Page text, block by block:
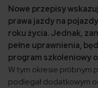
Nowe przepisy
prawa jazdy na
roku życia. Jednak,
pełne uprawnienia,
program szkoleniowy
W tym okresie próbnym
podlegał dodatkowym